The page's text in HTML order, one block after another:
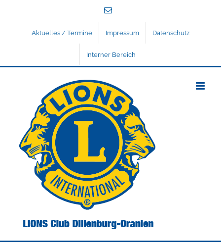
E-
Aktuelles / Termine Impressum Datenschutz
Interner Bereich